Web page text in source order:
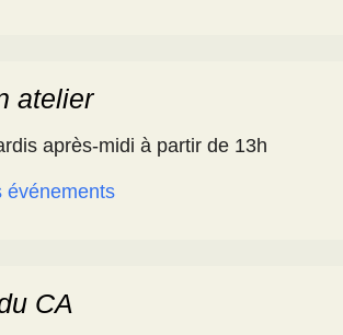
atelier
après-midi à partir de 13h
événements
CA